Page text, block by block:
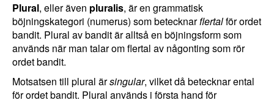
Plural, eller även pluralis, är en grammatisk
böjningskategori (numerus) som betecknarflertalför ordet
bandit. Plural av bandit är alltså en böjningsform som
används när man talar om flertal av någonting som rör
ordet bandit.
Motsatsen till plural ärsingular, vilket då betecknar ental
för ordet bandit. Plural används i första hand för